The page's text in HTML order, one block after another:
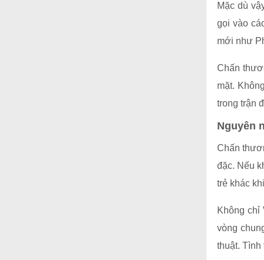
Mặc dù
gọi vào
mới như
Chấn
mặt.
trong trận
Nguyên
Chấn
đặc. Nếu
trẻ khác
Không chỉ
vòng
thuật. Tình